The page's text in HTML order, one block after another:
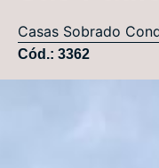
Casas Sobrado
Cód.: 3362